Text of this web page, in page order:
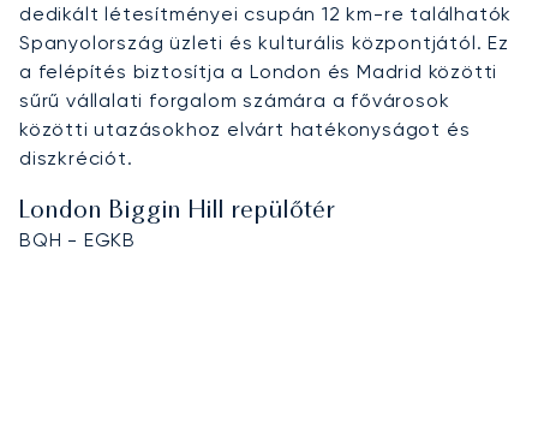
dedikált létesítményei csupán 12 km-re találhatók
Spanyolország üzleti és kulturális központjától. Ez
a felépítés biztosítja a London és Madrid közötti
sűrű vállalati forgalom számára a fővárosok
közötti utazásokhoz elvárt hatékonyságot és
diszkréciót.
London Biggin Hill repülőtér
BQH - EGKB